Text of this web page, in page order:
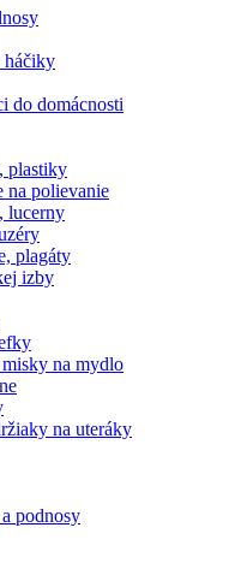
háčiky
do domácnosti
plastiky
na polievanie
lucerny
plagáty
izby
na mydlo
na uteráky
podnosy